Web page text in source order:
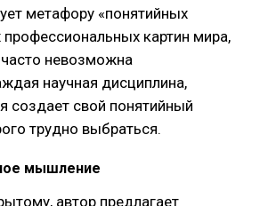
метафору «понятийных
профессиональных картин мира,
невозможна
научная дисциплина,
создает свой понятийный
трудно выбраться.
мышление
автор предлагает